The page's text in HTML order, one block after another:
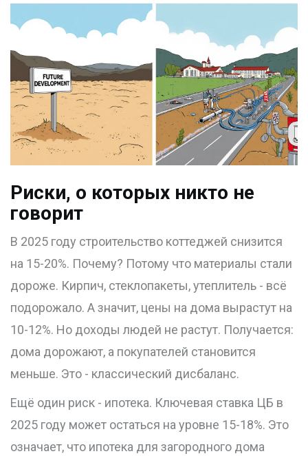
Риски, о которых никто не
говорит
В 2025 году строительство коттеджей снизится
на 15-20%. Почему? Потому что материалы стали
дороже. Кирпич, стеклопакеты, утеплитель - всё
подорожало. А значит, цены на дома вырастут на
10-12%. Но доходы людей не растут. Получается:
дома дорожают, а покупателей становится
меньше. Это - классический дисбаланс.
Ещё один риск - ипотека. Ключевая ставка ЦБ в
2025 году может остаться на уровне 15-18%. Это
означает, что ипотека для загородного дома